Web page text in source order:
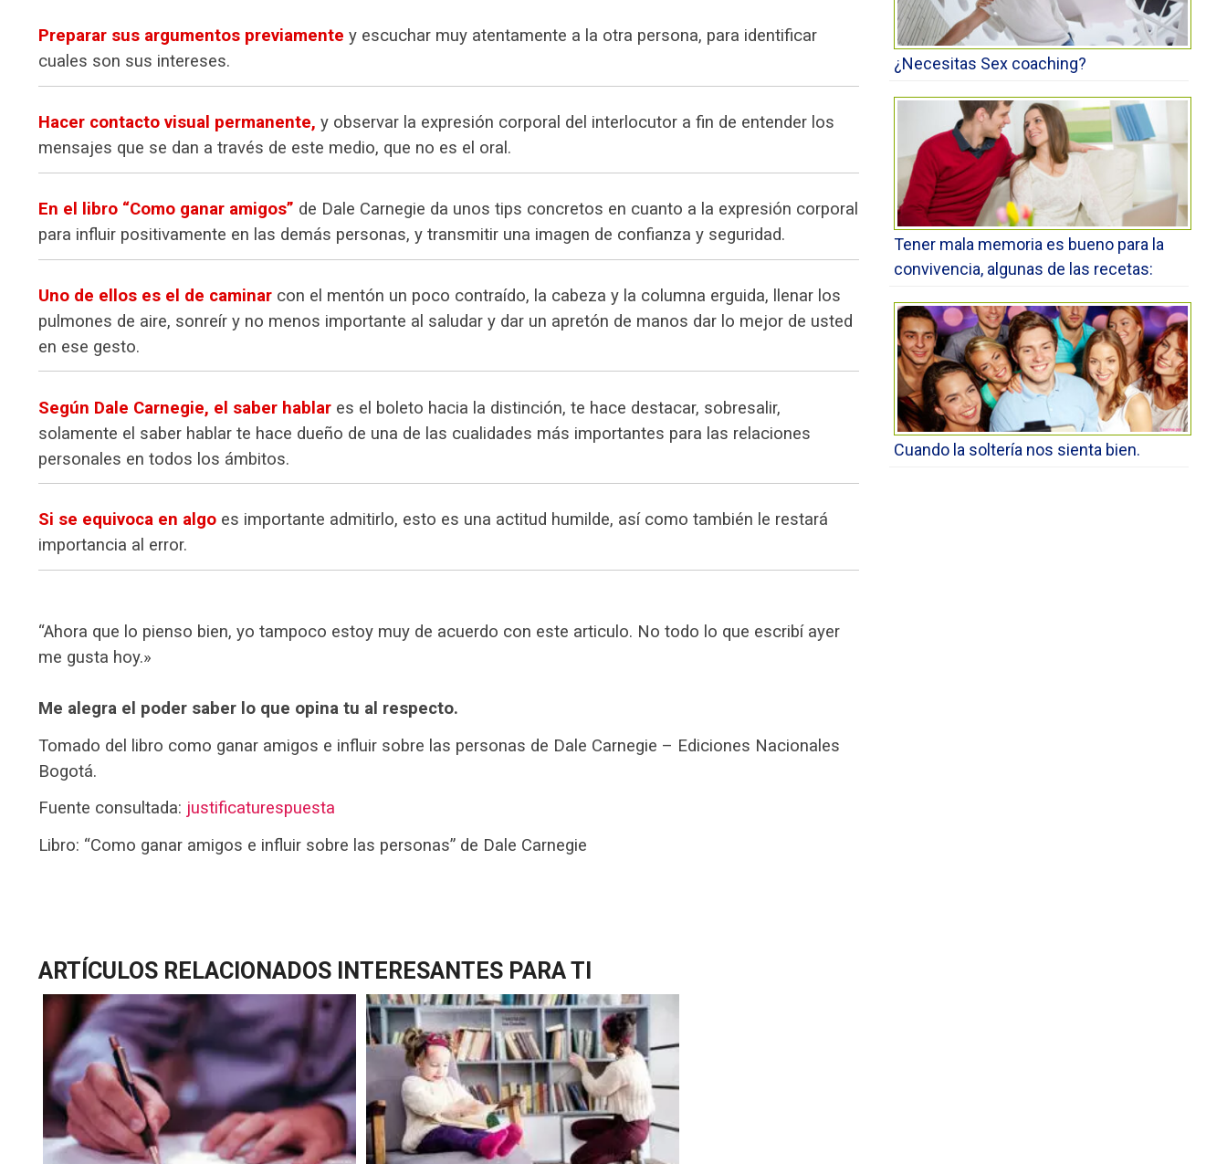
Preparar sus argumentos previamente y escuchar muy atentamente a la otra persona, para identificar
cuales son sus intereses.
Hacer contacto visual permanente, y observar la expresión corporal del interlocutor a fin de entender los
mensajes que se dan a través de este medio, que no es el oral.
En el libro “Como ganar amigos” de Dale Carnegie da unos tips concretos en cuanto a la expresión corporal
para influir positivamente en las demás personas, y transmitir una imagen de confianza y seguridad.
Uno de ellos es el de caminar con el mentón un poco contraído, la cabeza y la columna erguida, llenar los
pulmones de aire, sonreír y no menos importante al saludar y dar un apretón de manos dar lo mejor de usted
en ese gesto.
Según Dale Carnegie, el saber hablar es el boleto hacia la distinción, te hace destacar, sobresalir,
solamente el saber hablar te hace dueño de una de las cualidades más importantes para las relaciones
personales en todos los ámbitos.
Si se equivoca en algo es importante admitirlo, esto es una actitud humilde, así como también le restará
importancia al error.
“Ahora que lo pienso bien, yo tampoco estoy muy de acuerdo con este articulo. No todo lo que escribí ayer
me gusta hoy.»
Me alegra el poder saber lo que opina tu al respecto.
Tomado del libro como ganar amigos e influir sobre las personas de Dale Carnegie – Ediciones Nacionales
Bogotá.
Fuente consultada: justificaturespuesta
Libro: “Como ganar amigos e influir sobre las personas” de Dale Carnegie
ARTÍCULOS RELACIONADOS INTERESANTES PARA TI
¿Necesitas Sex coaching?
Tener mala memoria es bueno para la
convivencia, algunas de las recetas:
Cuando la soltería nos sienta bien.